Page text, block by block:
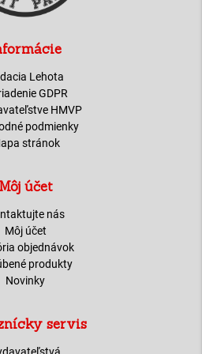
Lehota
GDPR
HMVP
podmienky
stránok
Môj účet
nás
Môj účet
objednávok
produkty
Novinky
servis